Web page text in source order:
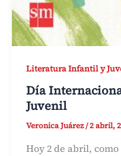
Literatura Infantil y
Día
Juvenil
Veronica Juárez/2 abril,
Hoy 2 de abril, como